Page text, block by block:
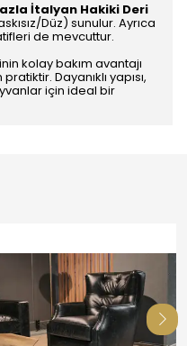
İtalyan Hakiki Deri
Düz) sunulur. Ayrıca
de mevcuttur.
kolay bakım avantajı
Dayanıklı yapısı,
için ideal bir